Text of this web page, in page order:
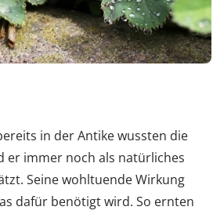
in der Antike wussten die
er immer noch als natürliches
Seine wohltuende Wirkung
dafür benötigt wird. So ernten